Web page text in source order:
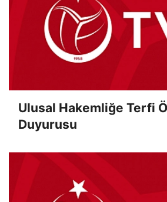
Ulusal Hakemliğe Terfi
Duyurusu